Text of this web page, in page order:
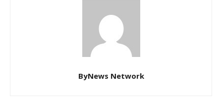
ByNews Network